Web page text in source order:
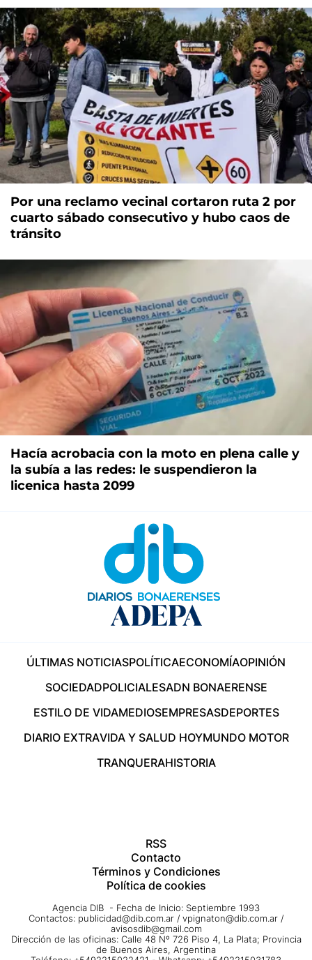
Por una reclamo vecinal cortaron ruta 2 por
cuarto sábado consecutivo y hubo caos de
tránsito
Hacía acrobacia con la moto en plena calle y
la subía a las redes: le suspendieron la
licenica hasta 2099
ÚLTIMAS NOTICIASPOLÍTICAECONOMÍAOPINIÓN
SOCIEDADPOLICIALESADN BONAERENSE
ESTILO DE VIDAMEDIOSEMPRESASDEPORTES
DIARIO EXTRAVIDA Y SALUD HOYMUNDO MOTOR
TRANQUERAHISTORIA
RSS
Contacto
Términos y Condiciones
Política de cookies
Agencia DIB - Fecha de Inicio: Septiembre 1993
Contactos: publicidad@dib.com.ar / vpignaton@dib.com.ar /
avisosdib@gmail.com
Dirección de las oficinas: Calle 48 Nº 726 Piso 4, La Plata; Provincia
de Buenos Aires, Argentina